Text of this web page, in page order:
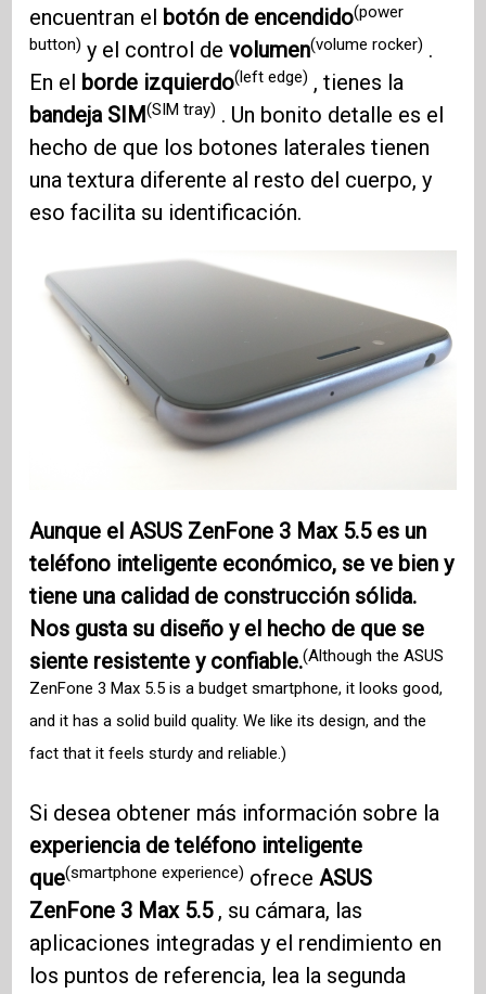
encuentran el botón de encendido(power
button) y el control devolumen(volume rocker) .
En el borde izquierdo(left edge) , tienes la
bandeja SIM(SIM tray) . Un bonito detalle es el
hecho de que los botones laterales tienen
una textura diferente al resto del cuerpo, y
eso facilita su identificación.
Aunque el ASUS ZenFone 3 Max 5.5 es un
teléfono inteligente económico, se ve bien y
tiene una calidad de construcción sólida.
Nos gusta su diseño y el hecho de que se
siente resistente y confiable.(Although the ASUS
ZenFone 3 Max 5.5 is a budget smartphone, it looks good,
and it has a solid build quality. We like its design, and the
fact that it feels sturdy and reliable.)
Si desea obtener más información sobre la
experiencia de teléfono inteligente
que(smartphone experience) ofreceASUS
ZenFone 3 Max 5.5, su cámara, las
aplicaciones integradas y el rendimiento en
los puntos de referencia, lea la segunda